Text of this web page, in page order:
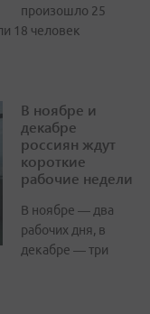
произошло 25
18 человек
В ноябре и
декабре
россиян ждут
короткие
рабочие недели
В ноябре — два
рабочих дня, в
декабре — три